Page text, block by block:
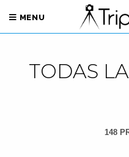
MENU
TODAS
148